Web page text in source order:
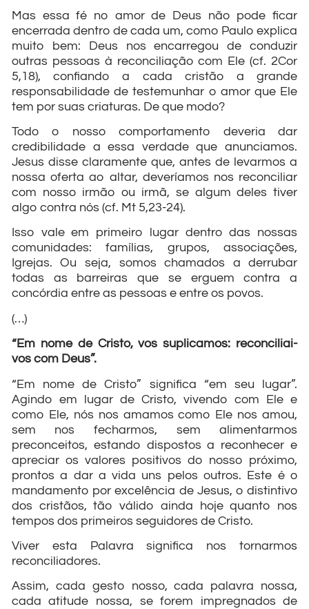
Mas essa fé no amor de Deus não pode ficar
encerrada dentro de cada um, como Paulo explica
muito bem: Deus nos encarregou de conduzir
outras pessoas à reconciliação com Ele (cf. 2Cor
5,18), confiando a cada cristão a grande
responsabilidade de testemunhar o amor que Ele
tem por suas criaturas. De que modo?
Todo o nosso comportamento deveria dar
credibilidade a essa verdade que anunciamos.
Jesus disse claramente que, antes de levarmos a
nossa oferta ao altar, deveríamos nos reconciliar
com nosso irmão ou irmã, se algum deles tiver
algo contra nós (cf. Mt 5,23-24).
Isso vale em primeiro lugar dentro das nossas
comunidades: famílias, grupos, associações,
Igrejas. Ou seja, somos chamados a derrubar
todas as barreiras que se erguem contra a
concórdia entre as pessoas e entre os povos.
(…)
“Em nome de Cristo, vos suplicamos: reconciliai-
vos com Deus”.
“Em nome de Cristo” significa “em seu lugar”.
Agindo em lugar de Cristo, vivendo com Ele e
como Ele, nós nos amamos como Ele nos amou,
sem nos fecharmos, sem alimentarmos
preconceitos, estando dispostos a reconhecer e
apreciar os valores positivos do nosso próximo,
prontos a dar a vida uns pelos outros. Este é o
mandamento por excelência de Jesus, o distintivo
dos cristãos, tão válido ainda hoje quanto nos
tempos dos primeiros seguidores de Cristo.
Viver esta Palavra significa nos tornarmos
reconciliadores.
Assim, cada gesto nosso, cada palavra nossa,
cada atitude nossa, se forem impregnados de